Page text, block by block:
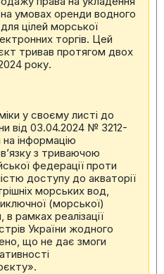
умовах оренди водного
цілей морської
торгів. Цей
тривав протягом двох
року.
у своєму листі до
від 03.04.2024 № 3212-
на інформацію
з триваючою
федерації проти
доступу до акваторії
морських вод,
(морської)
в рамках реалізації
України жодного
що не дає змоги